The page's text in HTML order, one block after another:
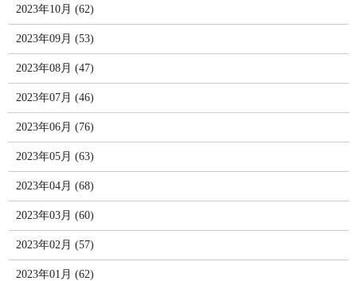
2023年10月 (62)
2023年09月 (53)
2023年08月 (47)
2023年07月 (46)
2023年06月 (76)
2023年05月 (63)
2023年04月 (68)
2023年03月 (60)
2023年02月 (57)
2023年01月 (62)